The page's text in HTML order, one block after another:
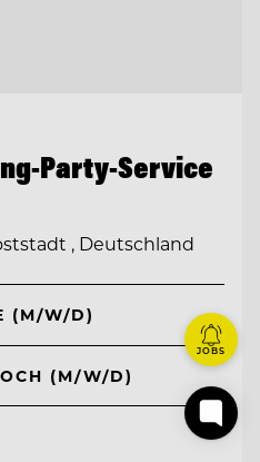
Party-Service
, Deutschland
(M/W/D)
(M/W/D)
JOBS